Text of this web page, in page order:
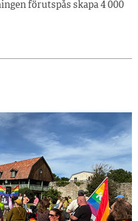
förutspås skapa 4 000